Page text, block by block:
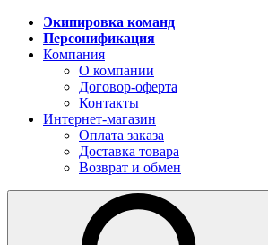
Экипировка команд
Персонификация
Компания
О компании
Договор-оферта
Контакты
Интернет-магазин
Оплата заказа
Доставка товара
Возврат и обмен